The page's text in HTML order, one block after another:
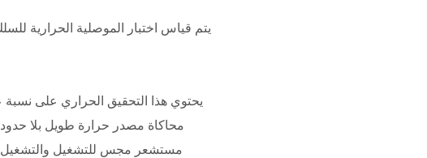
يتم قياس اختبار الموصلية الحرارية
يحتوي هذا التحقيق الحراري على
محاكاة مصدر حرارة طويل بلا
مستشعر مجس للتشغيل والتشغيل